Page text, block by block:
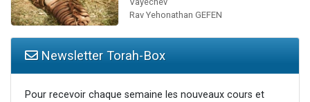
Rav Yehonathan GEFEN
Newsletter Torah-Box
Pour recevoir chaque semaine les nouveaux cours et